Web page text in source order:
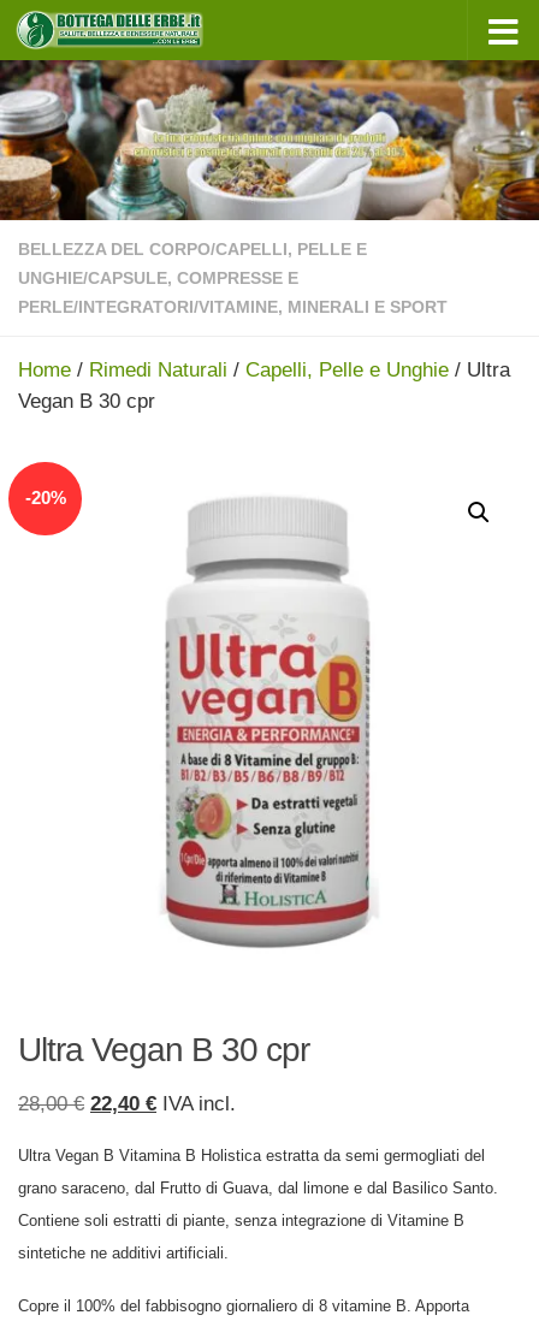
Sotto il contenuto
BELLEZZA DEL CORPO/CAPELLI, PELLE E
UNGHIE/CAPSULE, COMPRESSE E
PERLE/INTEGRATORI/VITAMINE, MINERALI E SPORT
Home / Rimedi Naturali / Capelli, Pelle e Unghie / Ultra
Vegan B 30 cpr
-20% In offerta!
Ultra Vegan B 30 cpr
28,00€ Il
originale
era:
28,00 €.
22,40 €Il
attuale
è:
22,40 €.
IVA incl.
Ultra Vegan B Vitamina B Holistica estratta da semi germogliati del
grano saraceno, dal Frutto di Guava, dal limone e dal Basilico Santo.
Contiene soli estratti di piante, senza integrazione di Vitamine B
sintetiche ne additivi artificiali.
Copre il 100% del fabbisogno giornaliero di 8 vitamine B. Apporta